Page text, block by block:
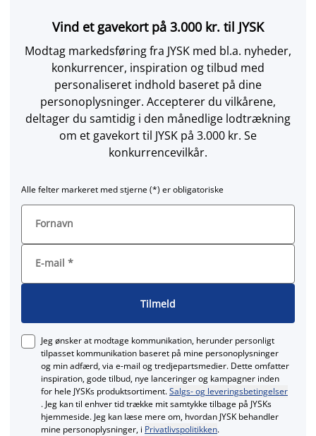
Vind et gavekort på 3.000 kr. til JYSK
Modtag markedsføring fra JYSK med bl.a. nyheder,
konkurrencer, inspiration og tilbud med
personaliseret indhold baseret på dine
personoplysninger. Accepterer du vilkårene,
deltager du samtidig i den månedlige lodtrækning
om et gavekort til JYSK på 3.000 kr. Se
konkurrencevilkår.
Alle felter markeret med stjerne (*) er obligatoriske
Fornavn
E-mail *
Tilmeld
Jeg ønsker at modtage kommunikation, herunder personligt
tilpasset kommunikation baseret på mine personoplysninger
og min adfærd, via e‑mail og tredjepartsmedier. Dette omfatter
inspiration, gode tilbud, nye lanceringer og kampagner inden
for hele JYSKs produktsortiment.Salgs- og leveringsbetingelser
. Jeg kan til enhver tid trække mit samtykke tilbage på JYSKs
hjemmeside. Jeg kan læse mere om, hvordan JYSK behandler
mine personoplysninger, i Privatlivspolitikken.